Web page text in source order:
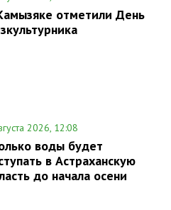
отметили День
2026, 12:08
воды будет
в Астраханскую
до начала осени